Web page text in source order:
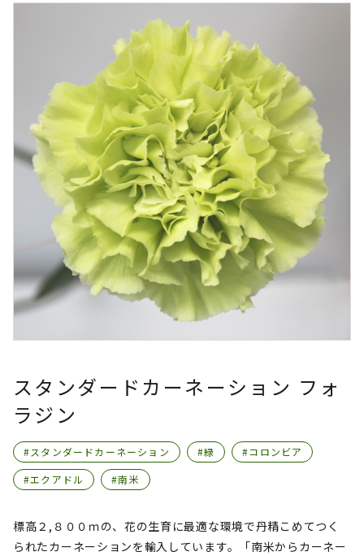
スタンダードカーネーション フォ
ラジン
#スタンダードカーネーション #緑
#コロンビア
#エクアドル
#南米
標高２,８００ｍの、花の生育に最適な環境で丹精こめてつく
られたカーネーションを輸入しています。「南米からカーネー